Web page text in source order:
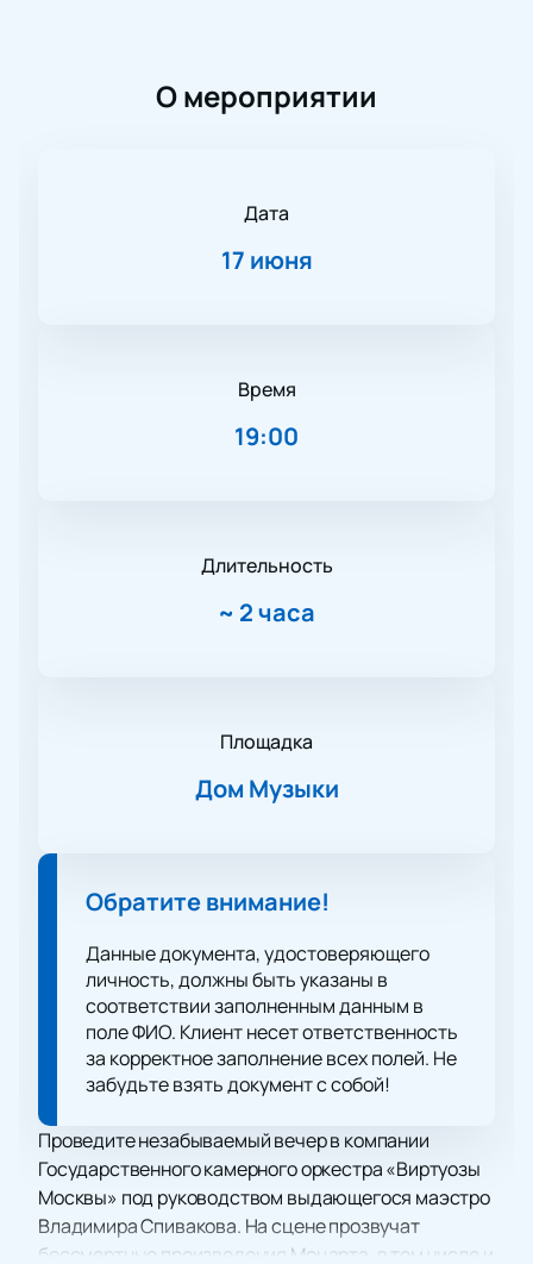
О мероприятии
Дата
17 июня
Время
19:00
Длительность
~ 2 часа
Площадка
Дом Музыки
Обратите внимание!
Данные документа, удостоверяющего
личность, должны быть указаны в
соответствии заполненным данным в
поле ФИО. Клиент несет ответственность
за корректное заполнение всех полей. Не
забудьте взять документ с собой!
Проведите незабываемый вечер в компании
Государственного камерного оркестра «Виртуозы
Москвы» под руководством выдающегося маэстро
Владимира Спивакова. На сцене прозвучат
бессмертные произведения Моцарта, в том числе и